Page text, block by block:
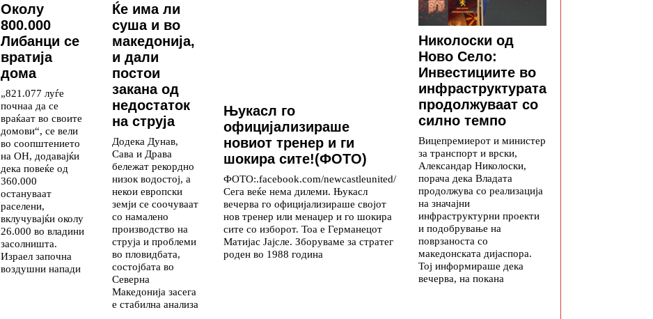
Околу
800.000
Либанци се
вратија
дома
„821.077 луѓе
почнаа да се
враќаат во своите
домови“, се вели
во соопштението
на ОН, додавајќи
дека повеќе од
360.000
остануваат
раселени,
вклучувајќи околу
26.000 во владини
засолништа.
Израел започна
воздушни напади
Ќе има ли
суша и во
македонија,
и дали
постои
закана од
недостаток
на струја
Додека Дунав,
Сава и Драва
бележат рекордно
низок водостој, а
некои европски
земји се соочуваат
со намалено
производство на
струја и проблеми
во пловидбата,
состојбата во
Северна
Македонија засега
е стабилна анализа
Њукасл го
официјализираше
новиот тренер и ги
шокира сите!(ФОТО)
ФОТО:.facebook.com/newcastleunited/
Сега веќе нема дилеми. Њукасл
вечерва го официјализираше својот
нов тренер или менаџер и го шокира
сите со изборот. Тоа е Германецот
Матијас Јајсле. Зборуваме за стратег
роден во 1988 година
Николоски од
Ново Село:
Инвестициите во
инфраструктурата
продолжуваат со
силно темпо
Вицепремиерот и министер
за транспорт и врски,
Александар Николоски,
порача дека Владата
продолжува со реализација
на значајни
инфраструктурни проекти
и подобрување на
поврзаноста со
македонската дијаспора.
Тој информираше дека
вечерва, на покана